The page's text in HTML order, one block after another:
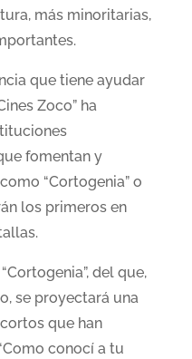
más minoritarias,
que tiene ayudar
Zoco” ha
fomentan y
“Cortogenia” o
los primeros en
del que,
se proyectará una
que han
conocí a tu